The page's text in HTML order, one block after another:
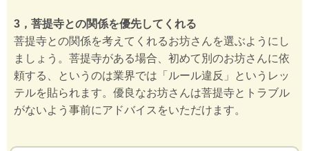
3，菩提寺との関係を優先してくれる
菩提寺との関係を考えてくれるお坊さんを選ぶようにし
ましょう。菩提寺がある場合、初めて別のお坊さんに依
頼する、というのは業界では「ルール違反」というレッ
テルを貼られます。優良なお坊さんは菩提寺とトラブル
がないよう事前にアドバイスをいただけます。